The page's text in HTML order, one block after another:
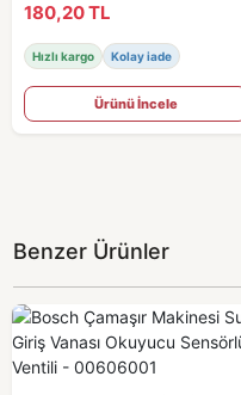
180,20 TL
Hızlı kargo Kolay iade
Ürünü İncele
Benzer Ürünler